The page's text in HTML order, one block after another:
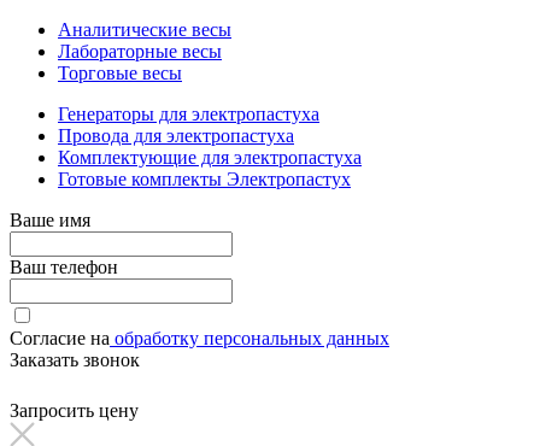
Аналитические весы
Лабораторные весы
Торговые весы
Генераторы для электропастуха
Провода для электропастуха
Комплектующие для электропастуха
Готовые комплекты Электропастух
Ваше имя
Ваш телефон
Согласие на обработку персональных данных
Заказать звонок
Запросить цену